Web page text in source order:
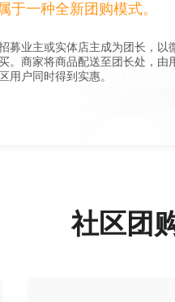
于一种全新团购模式。
募业主或实体店主成为团长，以
。商家将商品配送至团长处，由
用户同时得到实惠。
社区团